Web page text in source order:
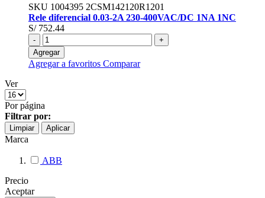
SKU 1004395 2CSM142120R1201
Rele diferencial 0.03-2A 230-400VAC/DC 1NA 1NC
S/ 752.44
-
+
Agregar
Agregar a favoritos Comparar
Ver
Por página
Filtrar por:
Limpiar Aplicar
Marca
ABB
Precio
Aceptar